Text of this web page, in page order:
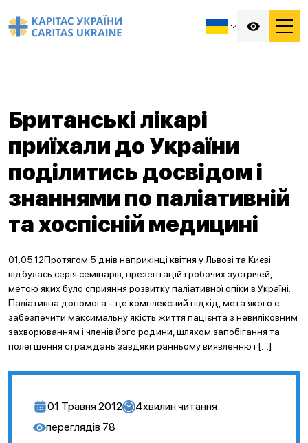
Британські лікарі
приїхали до України
поділитись досвідом і
знаннями по паліативній
та хоспісній медицині
01.05.12Протягом 5 днів наприкінці квітня у Львові та Києві
відбулась серія семінарів, презентацій і робочих зустрічей,
метою яких було сприяння розвитку паліативної опіки в Україні.
Паліативна допомога – це комплексний підхід, мета якого є
забезпечити максимальну якість життя пацієнта з невиліковним
захворюванням і членів його родини, шляхом запобігання та
полегшення страждань завдяки ранньому виявленню і […]
01 Травня 2012 4хвилин читання
переглядів 78